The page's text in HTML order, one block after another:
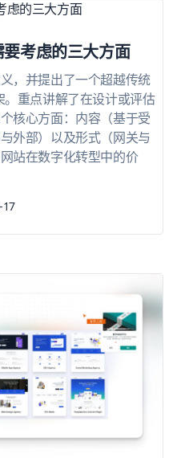
考虑的三大方面
，并提出了一个超越传统
重点讲解了在设计或评估
核心方面：内容（基于受
外部）以及形式（网关与
站在数字化转型中的价
17